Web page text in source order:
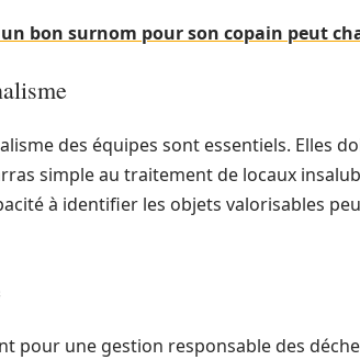
bon surnom pour son copain peut
des équipes sont essentiels. Elles
simple au traitement de locaux
à identifier les objets valorisables
pour une gestion responsable des